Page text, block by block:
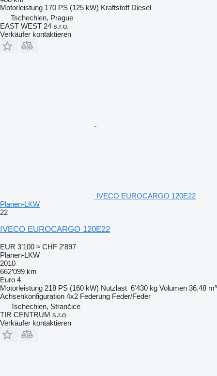
Motorleistung 170 PS (125 kW) Kraftstoff Diesel
Tschechien, Prague
EAST WEST 24 s.r.o.
Verkäufer kontaktieren
IVECO EUROCARGO 120E22
Planen-LKW
22
IVECO EUROCARGO 120E22
EUR 3’100 ≈ CHF 2’897
Planen-LKW
2010
662’099 km
Euro 4
Motorleistung 218 PS (160 kW) Nutzlast 6’430 kg Volumen 36.48 m³
Achsenkonfiguration 4x2 Federung Feder/Feder
Tschechien, Strančice
TIR CENTRUM s.r.o
Verkäufer kontaktieren